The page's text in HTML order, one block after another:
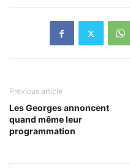
Previous article
Les Georges annoncent
quand même leur
programmation